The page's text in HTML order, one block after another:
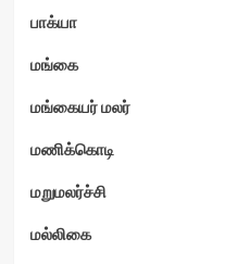
பாக்யா
மங்கை
மங்கையர் மலர்
மணிக்கொடி
மறுமலர்ச்சி
மல்லிகை